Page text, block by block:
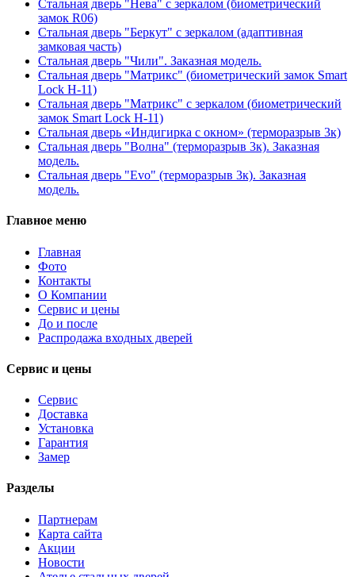
Стальная дверь "Нева" с зеркалом (биометрический
замок R06)
Стальная дверь "Беркут" с зеркалом (адаптивная
замковая часть)
Стальная дверь "Чили". Заказная модель.
Стальная дверь "Матрикс" (биометрический замок Smart
Lock H-11)
Стальная дверь "Матрикс" с зеркалом (биометрический
замок Smart Lock H-11)
Стальная дверь «Индигирка с окном» (терморазрыв 3к)
Стальная дверь "Волна" (терморазрыв 3к). Заказная
модель.
Стальная дверь "Evo" (терморазрыв 3к). Заказная
модель.
Главное меню
Главная
Фото
Контакты
О Компании
Сервис и цены
До и после
Распродажа входных дверей
Сервис и цены
Сервис
Доставка
Установка
Гарантия
Замер
Разделы
Партнерам
Карта сайта
Акции
Новости